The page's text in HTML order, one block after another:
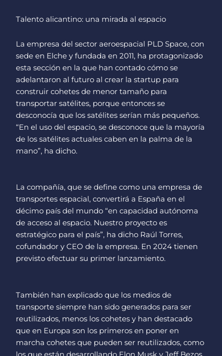
Talento alicantino: una mirada al espacio
La empresa del sector aeroespacial PLD Space, con
sede en Elche y fundada en 2011, ha protagonizado
esta sección en la que han contado cómo se
adelantaron al futuro al crear la startup para
construir cohetes de menor tamaño para
transportar satélites, porque entonces se
desconocía que los satélites serían más pequeños.
“En el uso del espacio, se desconoce que la mayoría
de los satélites actuales caben en la palma de la
mano”, ha dicho.
La compañía, que se define como una empresa de
transportes espacial, convertirá a España en el
décimo país del mundo “en capacidad autónoma
de acceso al espacio. Nuestro proyecto es
estratégico para el país”, ha dicho Raúl Torres,
cofundador y CEO de la empresa. En 2024 tienen
previsto efectuar su primer lanzamiento.
También han explicado que los medios de
transporte siempre han sido generados para ser
reutilizados, menos los cohetes y han destacado
que en Europa son los primeros en poner en
marcha cohetes que pueden ser reutilizados, como